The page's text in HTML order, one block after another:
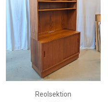
Reolsektion